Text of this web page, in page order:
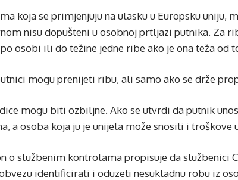
koja se primjenjuju na ulasku u Europsku uniju,
nisu dopušteni u osobnoj prtljazi putnika. Za
osobi ili do težine jedne ribe ako je ona teža od
mogu prenijeti ribu, ali samo ako se drže
mogu biti ozbiljne. Ako se utvrdi da putnik
a osoba koja ju je unijela može snositi i troškove
o službenim kontrolama propisuje da službenici
identificirati i oduzeti nesukladnu robu iz